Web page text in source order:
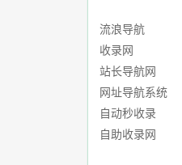
流浪导航
收录网
站长导航网
网址导航系统
自动秒收录
自助收录网